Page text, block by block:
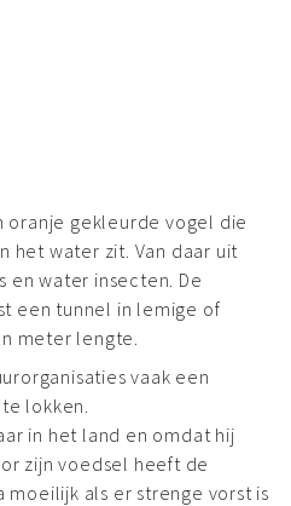
oranje gekleurde vogel die
het water zit. Van daar uit
en water insecten. De
een tunnel in lemige of
meter lengte.
vaak een
lokken.
in het land en omdat hij
zijn voedsel heeft de
als er strenge vorst is